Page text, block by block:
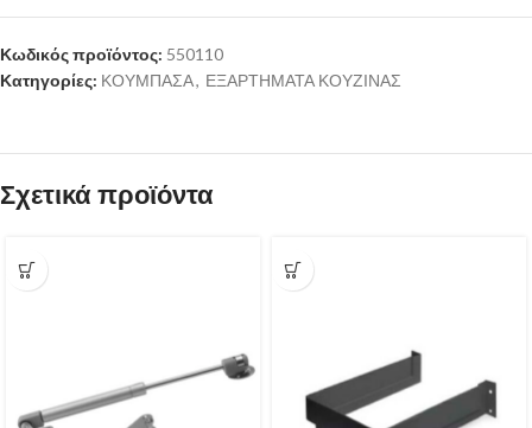
Κωδικός προϊόντος: 550110
Κατηγορίες: ΚΟΥΜΠΑΣΑ, ΕΞΑΡΤΗΜΑΤΑ ΚΟΥΖΙΝΑΣ
Σχετικά προϊόντα